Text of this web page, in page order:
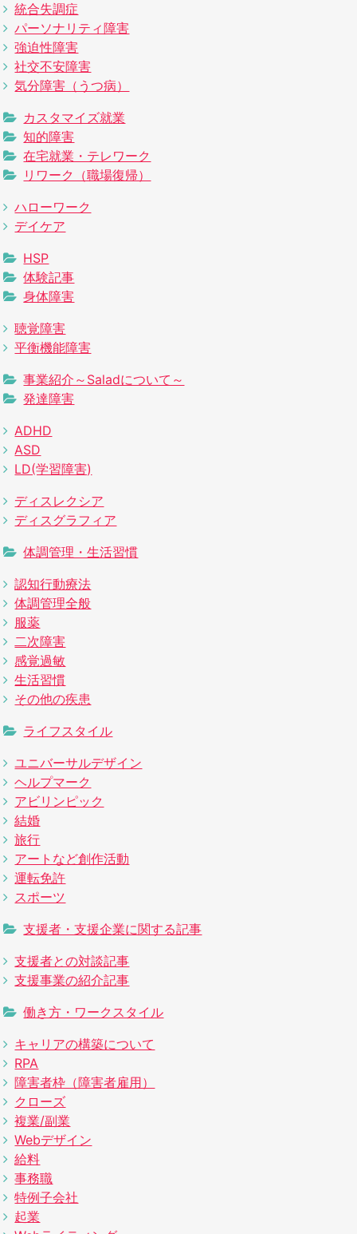
統合失調症
パーソナリティ障害
強迫性障害
社交不安障害
気分障害（うつ病）
カスタマイズ就業
知的障害
在宅就業・テレワーク
リワーク（職場復帰）
ハローワーク
デイケア
HSP
体験記事
身体障害
聴覚障害
平衡機能障害
事業紹介～Saladについて～
発達障害
ADHD
ASD
LD(学習障害)
ディスレクシア
ディスグラフィア
体調管理・生活習慣
認知行動療法
体調管理全般
服薬
二次障害
感覚過敏
生活習慣
その他の疾患
ライフスタイル
ユニバーサルデザイン
ヘルプマーク
アビリンピック
結婚
旅行
アートなど創作活動
運転免許
スポーツ
支援者・支援企業に関する記事
支援者との対談記事
支援事業の紹介記事
働き方・ワークスタイル
キャリアの構築について
RPA
障害者枠（障害者雇用）
クローズ
複業/副業
Webデザイン
給料
事務職
特例子会社
起業